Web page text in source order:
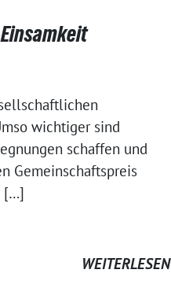
wichtiger sind
schaffen und
Gemeinschaftspreis
[…]
WEITERLESEN